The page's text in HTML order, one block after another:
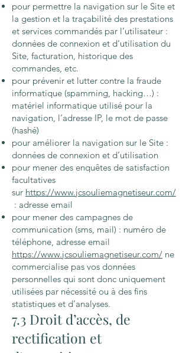
pour permettre la navigation sur le Site et
la gestion et la traçabilité des prestations
et services commandés par l’utilisateur :
données de connexion et d’utilisation du
Site, facturation, historique des
commandes, etc.
pour prévenir et lutter contre la fraude
informatique (spamming, hacking…) :
matériel informatique utilisé pour la
navigation, l’adresse IP, le mot de passe
(hashé)
pour améliorer la navigation sur le Site :
données de connexion et d’utilisation
pour mener des enquêtes de satisfaction
facultatives
sur https://www.jcsouliemagnetiseur.com/
: adresse email
pour mener des campagnes de
communication (sms, mail) : numéro de
téléphone, adresse email
https://www.jcsouliemagnetiseur.com/ ne
commercialise pas vos données
personnelles qui sont donc uniquement
utilisées par nécessité ou à des fins
statistiques et d’analyses.
7.3 Droit d’accès, de
rectification et